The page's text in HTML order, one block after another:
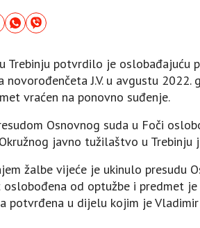
Trebinju potvrdilo je
novorođenčeta J.V. u avgustu
vraćen na ponovno suđenje.
Osnovnog suda u Foči
javno tužilaštvo u
žalbe vijeće je ukinulo
od optužbe i predmet
potvrđena u dijelu kojim je